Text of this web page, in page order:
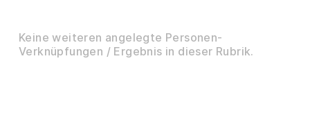
Keine weiteren angelegte Personen-
Verknüpfungen / Ergebnis in dieser Rubrik.